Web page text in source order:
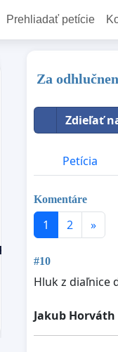
Prehliadať petície
Za
Zdieľať
Petícia
Komentáre
1 2 »
#10
Hluk z diaľnice
Jakub Horváth